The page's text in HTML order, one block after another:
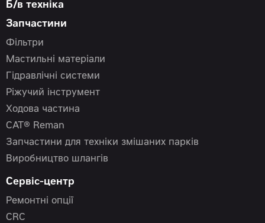
Б/в техніка
Запчастини
Фільтри
Мастильні матеріали
Гідравлічні системи
Ріжучий інструмент
Ходова частина
CAT® Reman
Запчастини для техніки змішаних парків
Виробництво шлангів
Сервіс-центр
Ремонтні опції
CRC